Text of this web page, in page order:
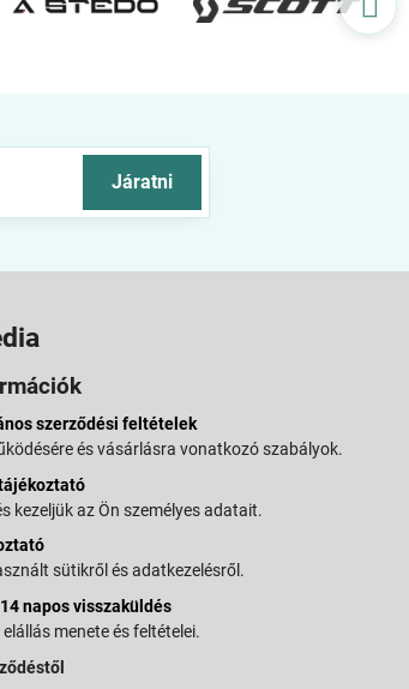
Járatni
szerződési feltételek
és vásárlásra vonatkozó szabályok.
kezeljük az Ön személyes adatait.
sütikről és adatkezelésről.
napos visszaküldés
menete és feltételei.